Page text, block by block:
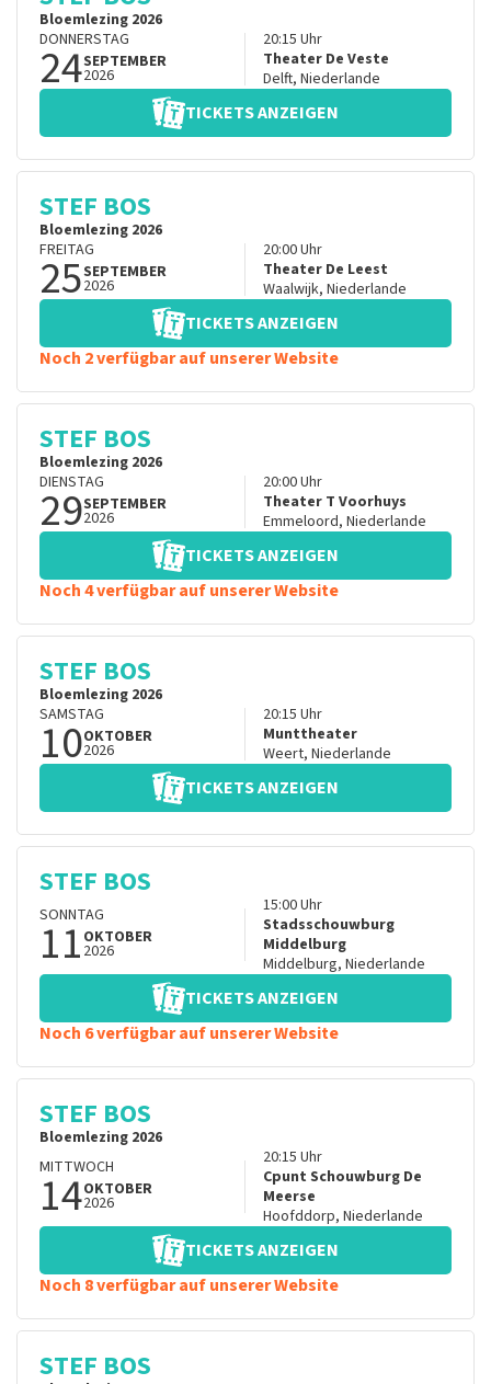
Bloemlezing 2026
DONNERSTAG
24SEPTEMBER
2026
20:15 Uhr
Theater De Veste
Delft, Niederlande
TICKETS ANZEIGEN
STEF BOS
Bloemlezing 2026
FREITAG
25SEPTEMBER
2026
20:00Uhr
Theater De Leest
Waalwijk, Niederlande
TICKETS ANZEIGEN
Noch 2 verfügbar auf unserer Website
STEF BOS
Bloemlezing 2026
DIENSTAG
29SEPTEMBER
2026
20:00Uhr
Theater T Voorhuys
Emmeloord, Niederlande
TICKETS ANZEIGEN
Noch 4 verfügbar auf unserer Website
STEF BOS
Bloemlezing 2026
SAMSTAG
10OKTOBER
2026
20:15 Uhr
Munttheater
Weert, Niederlande
TICKETS ANZEIGEN
STEF BOS
SONNTAG
11 OKTOBER
2026
15:00Uhr
Stadsschouwburg
Middelburg
Middelburg, Niederlande
TICKETS ANZEIGEN
Noch 6 verfügbar auf unserer Website
STEF BOS
Bloemlezing 2026
MITTWOCH
14OKTOBER
2026
20:15 Uhr
Cpunt Schouwburg De
Meerse
Hoofddorp, Niederlande
TICKETS ANZEIGEN
Noch 8 verfügbar auf unserer Website
STEF BOS